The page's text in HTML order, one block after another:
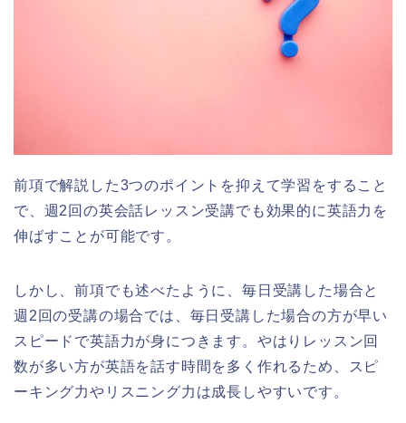
前項で解説した3つのポイントを抑えて学習をすること
で、週2回の英会話レッスン受講でも効果的に英語力を
伸ばすことが可能です。
しかし、前項でも述べたように、毎日受講した場合と
週2回の受講の場合では、毎日受講した場合の方が早い
スピードで英語力が身につきます。やはりレッスン回
数が多い方が英語を話す時間を多く作れるため、スピ
ーキング力やリスニング力は成長しやすいです。